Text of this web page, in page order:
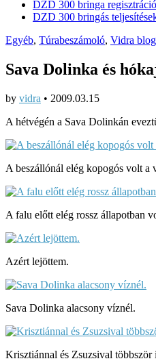
DZD 300 bringa regisztráció
DZD 300 bringás
Egyéb, Túrabeszámoló, Vidra blog
Sava Dolinka és
by vidra • 2009.03.15
A hétvégén a Sava Dolinkán
A beszállónál elég kopogós volt a
A falu előtt elég rossz állapotban
Azért lejöttem.
Sava Dolinka alacsony víznél.
Krisztiánnal és Zsuzsival